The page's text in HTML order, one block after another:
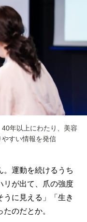
年以上にわたり、美容
すい情報を発信
。運動を続けるうち
リが出て、爪の強度
うに見える」「生き
のだとか。